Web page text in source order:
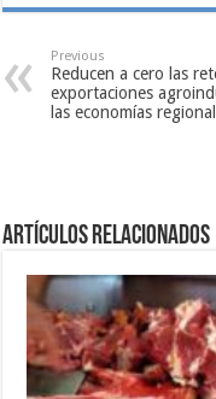
Previous
Reducen a cero las
exportaciones
las economías
Artículos relacionados